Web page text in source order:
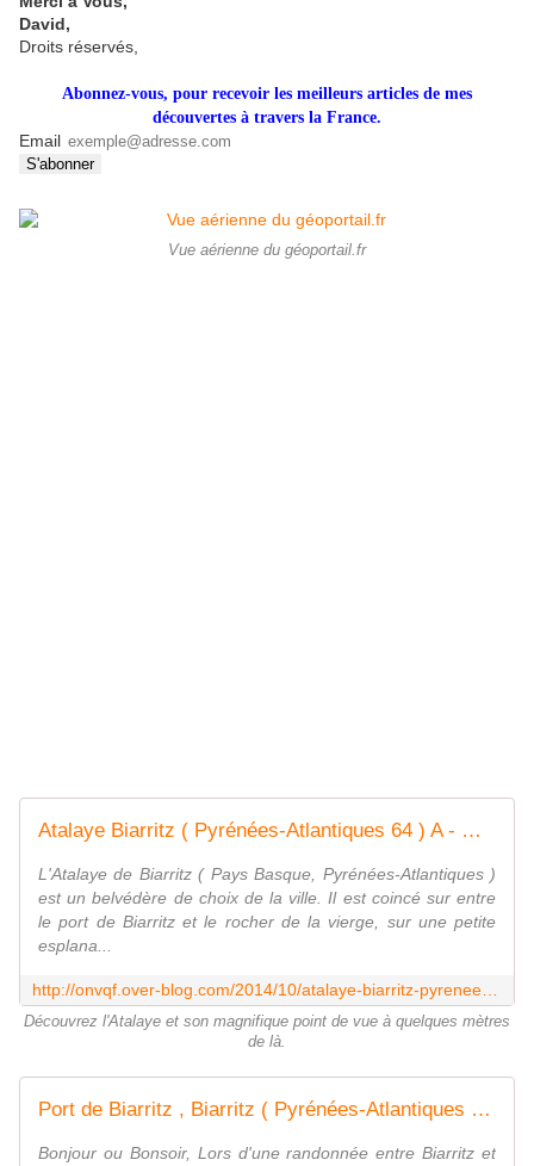
David,
Droits réservés,
Abonnez-vous, pour recevoir les meilleurs articles de mes
découvertes à travers la France.
Email
Vue aérienne du géoportail.fr
Atalaye Biarritz ( Pyrénées-Atlantiques 64 ) A - ONVQF.over-blog.com
L'Atalaye de Biarritz ( Pays Basque, Pyrénées-Atlantiques )
est un belvédère de choix de la ville. Il est coincé sur entre
le port de Biarritz et le rocher de la vierge, sur une petite
esplana...
Découvrez l'Atalaye et son magnifique point de vue à quelques mètres
de là.
Port de Biarritz , Biarritz ( Pyrénées-Atlantiques 64 ) A - ONVQF.over-blog.com
Bonjour ou Bonsoir, Lors d'une randonnée entre Biarritz et